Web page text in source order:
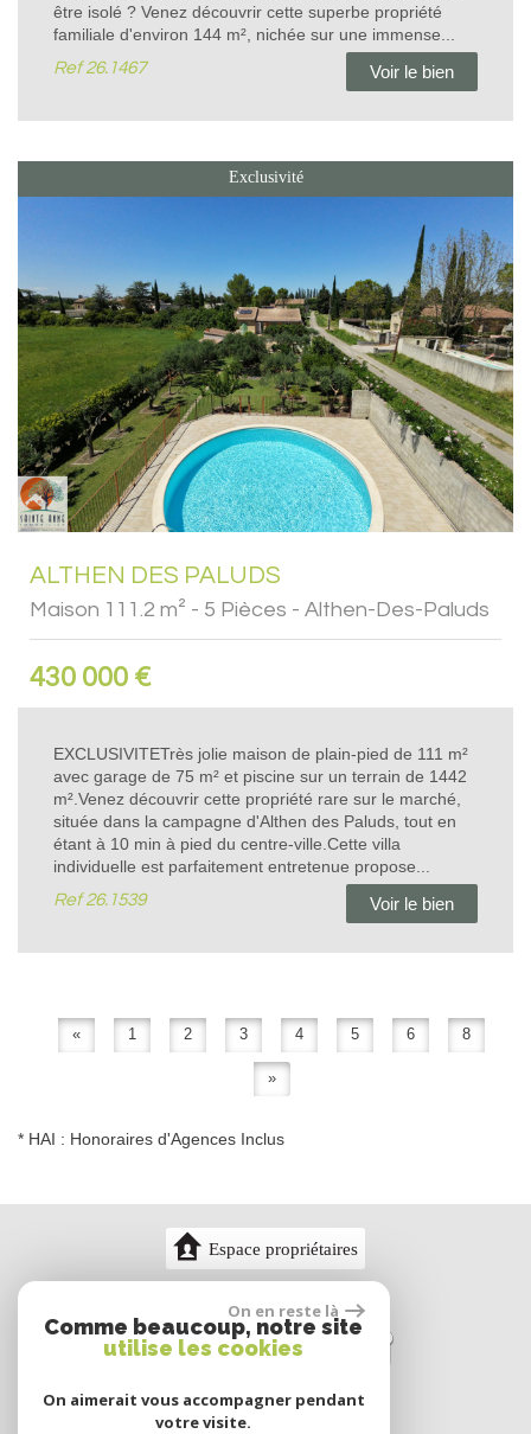
être isolé ? Venez découvrir cette superbe propriété
familiale d'environ 144 m², nichée sur une immense...
Ref26.1467 Voir le bien
Exclusivité
ALTHEN DES PALUDS
Maison 111.2 m² - 5 Pièces - Althen-Des-Paluds
430 000 €
EXCLUSIVITETrès jolie maison de plain-pied de 111 m²
avec garage de 75 m² et piscine sur un terrain de 1442
m².Venez découvrir cette propriété rare sur le marché,
située dans la campagne d'Althen des Paluds, tout en
étant à 10 min à pied du centre-ville.Cette villa
individuelle est parfaitement entretenue propose...
Ref26.1539 Voir le bien
« 1 2 3 4 5 6 8
»
* HAI : Honoraires d'Agences Inclus
Espace propriétaires
On en reste là
Comme beaucoup, notre site
utilise les cookies
On aimerait vous accompagner pendant
votre visite.